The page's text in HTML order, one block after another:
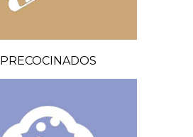
PRECOCINADOS